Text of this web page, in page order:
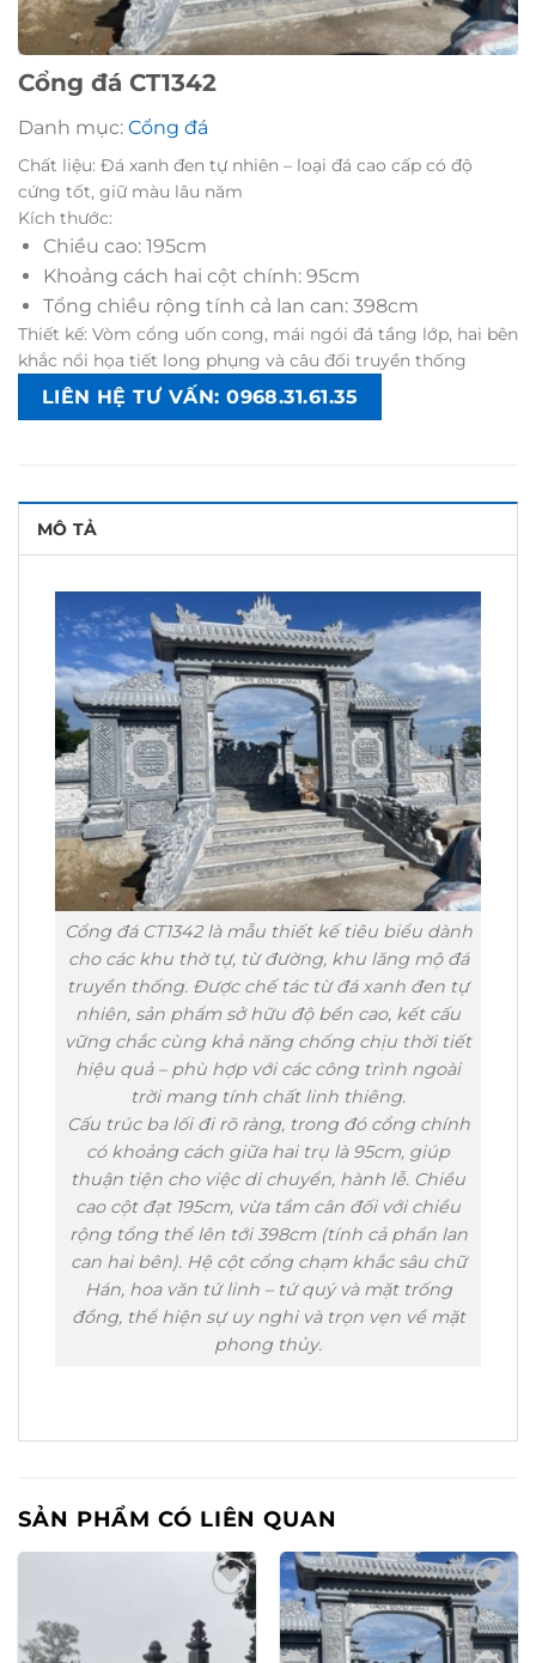
Cổng đá CT1342
Danh mục: Cổng đá
Chất liệu: Đá xanh đen tự nhiên – loại đá cao cấp có độ
cứng tốt, giữ màu lâu năm
Kích thước:
Chiều cao: 195cm
Khoảng cách hai cột chính: 95cm
Tổng chiều rộng tính cả lan can: 398cm
Thiết kế: Vòm cổng uốn cong, mái ngói đá tầng lớp, hai bên
khắc nổi họa tiết long phụng và câu đối truyền thống
LIÊN HỆ TƯ VẤN: 0968.31.61.35
MÔ TẢ
Cổng đá CT1342 là mẫu thiết kế tiêu biểu dành
cho các khu thờ tự, từ đường, khu lăng mộ đá
truyền thống. Được chế tác từ đá xanh đen tự
nhiên, sản phẩm sở hữu độ bền cao, kết cấu
vững chắc cùng khả năng chống chịu thời tiết
hiệu quả – phù hợp với các công trình ngoài
trời mang tính chất linh thiêng.
Cấu trúc ba lối đi rõ ràng, trong đó cổng chính
có khoảng cách giữa hai trụ là 95cm, giúp
thuận tiện cho việc di chuyển, hành lễ. Chiều
cao cột đạt 195cm, vừa tầm cân đối với chiều
rộng tổng thể lên tới 398cm (tính cả phần lan
can hai bên). Hệ cột cổng chạm khắc sâu chữ
Hán, hoa văn tứ linh – tứ quý và mặt trống
đồng, thể hiện sự uy nghi và trọn vẹn về mặt
phong thủy.
SẢN PHẨM CÓ LIÊN QUAN